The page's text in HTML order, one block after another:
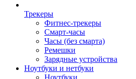
Трекеры
Фитнес-трекеры
Смарт-часы
Часы (без смарта)
Ремешки
Зарядные устройства
Ноутбуки и нетбуки
Ноутбуки